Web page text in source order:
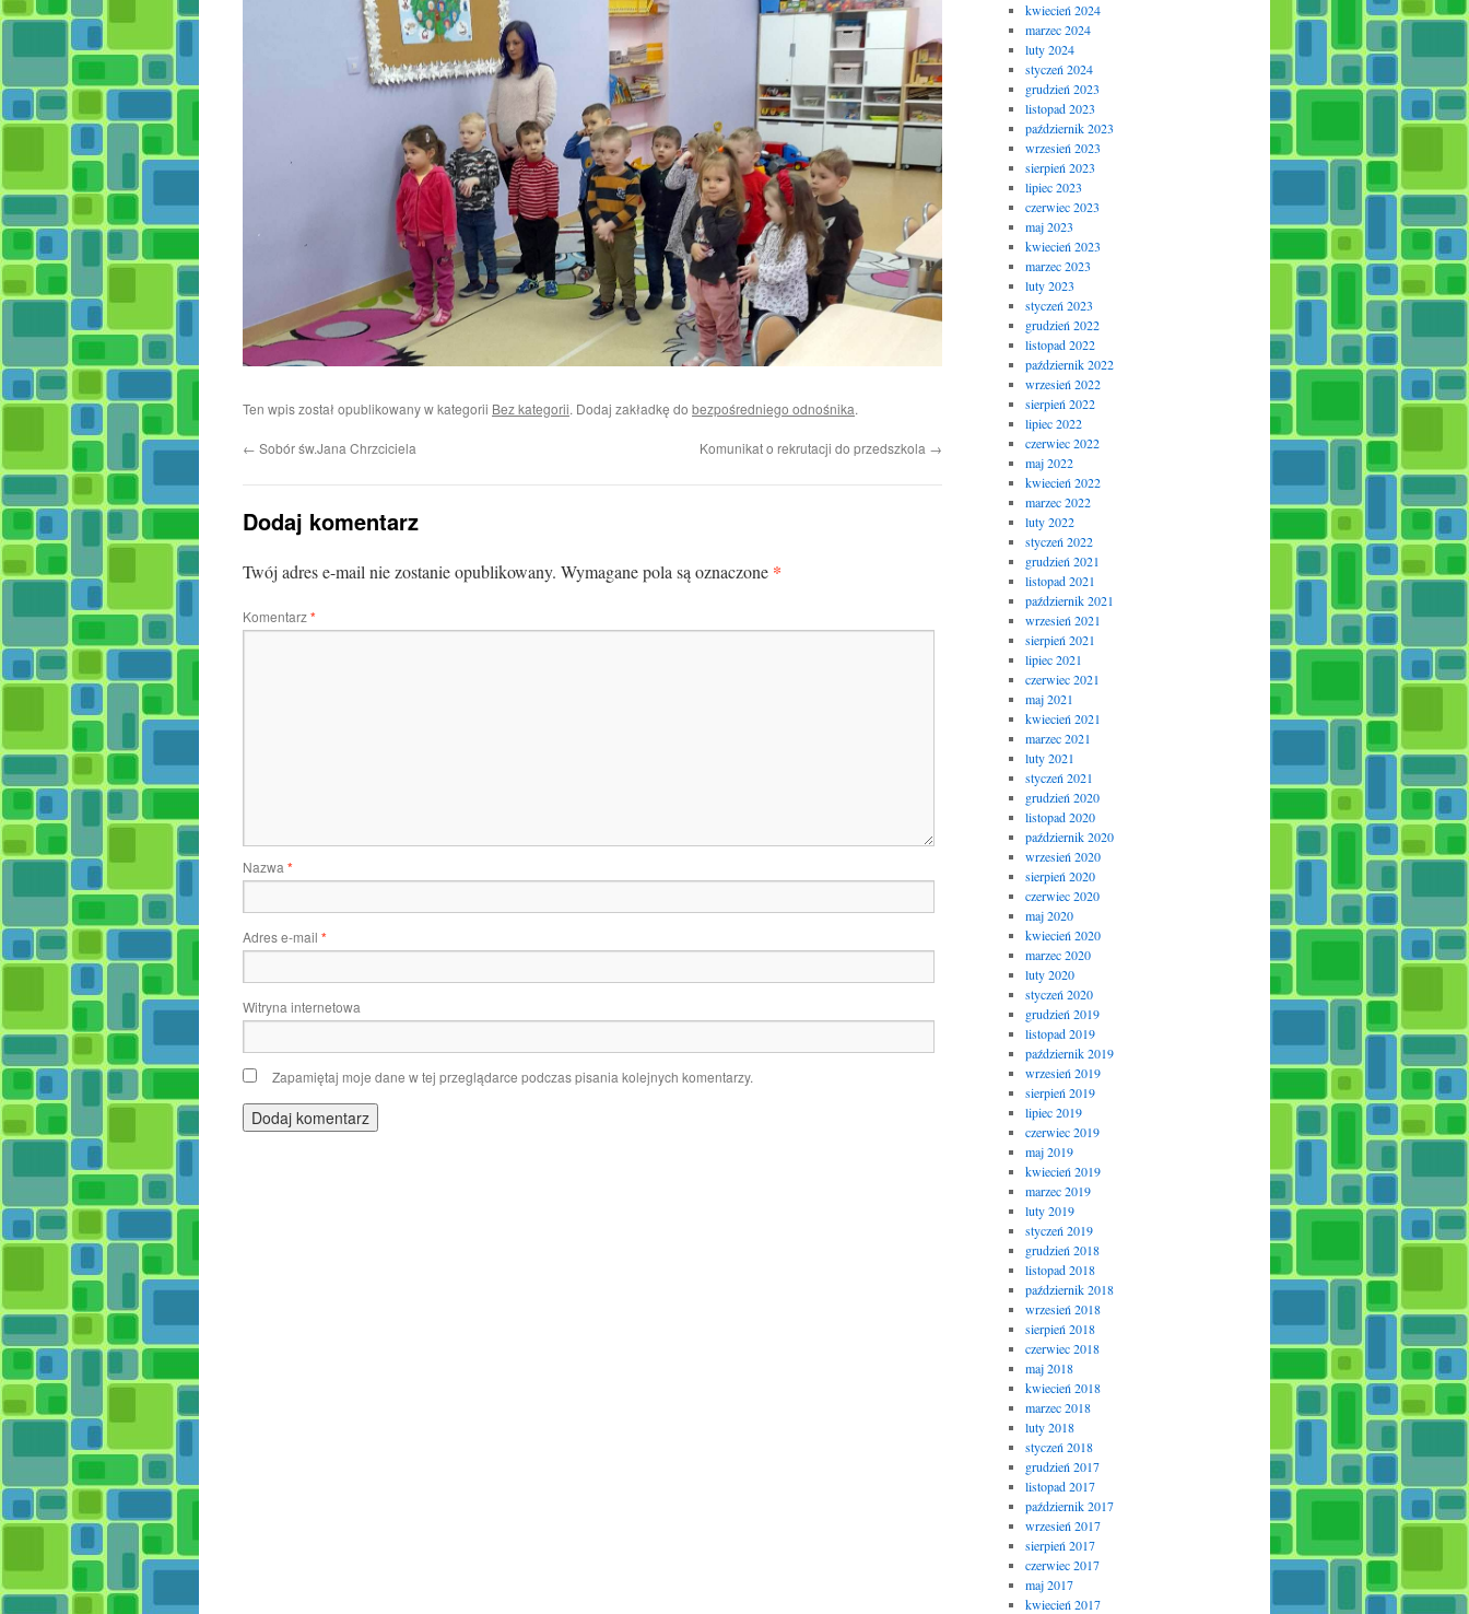
Ten wpis został opublikowany w kategorii Bez kategorii. Dodaj zakładkę do bezpośredniego odnośnika.
← Sobór św.Jana Chrzciciela Komunikat o rekrutacji do przedszkola →
Dodaj komentarz
Twój adres e-mail nie zostanie opublikowany. Wymagane pola są oznaczone *
Komentarz*
Nazwa *
Adres e-mail *
Witryna internetowa
Zapamiętaj moje dane w tej przeglądarce podczas pisania kolejnych komentarzy.
kwiecień 2024
marzec 2024
luty 2024
styczeń 2024
grudzień 2023
listopad 2023
październik 2023
wrzesień 2023
sierpień 2023
lipiec 2023
czerwiec 2023
maj 2023
kwiecień 2023
marzec 2023
luty 2023
styczeń 2023
grudzień 2022
listopad 2022
październik 2022
wrzesień 2022
sierpień 2022
lipiec 2022
czerwiec 2022
maj 2022
kwiecień 2022
marzec 2022
luty 2022
styczeń 2022
grudzień 2021
listopad 2021
październik 2021
wrzesień 2021
sierpień 2021
lipiec 2021
czerwiec 2021
maj 2021
kwiecień 2021
marzec 2021
luty 2021
styczeń 2021
grudzień 2020
listopad 2020
październik 2020
wrzesień 2020
sierpień 2020
czerwiec 2020
maj 2020
kwiecień 2020
marzec 2020
luty 2020
styczeń 2020
grudzień 2019
listopad 2019
październik 2019
wrzesień 2019
sierpień 2019
lipiec 2019
czerwiec 2019
maj 2019
kwiecień 2019
marzec 2019
luty 2019
styczeń 2019
grudzień 2018
listopad 2018
październik 2018
wrzesień 2018
sierpień 2018
czerwiec 2018
maj 2018
kwiecień 2018
marzec 2018
luty 2018
styczeń 2018
grudzień 2017
listopad 2017
październik 2017
wrzesień 2017
sierpień 2017
czerwiec 2017
maj 2017
kwiecień 2017